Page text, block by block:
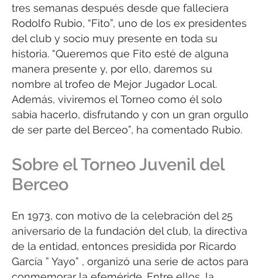
tres semanas después desde que falleciera
Rodolfo Rubio, “Fito”, uno de los ex presidentes
del club y socio muy presente en toda su
historia. “Queremos que Fito esté de alguna
manera presente y, por ello, daremos su
nombre al trofeo de Mejor Jugador Local.
Además, viviremos el Torneo como él solo
sabía hacerlo, disfrutando y con un gran orgullo
de ser parte del Berceo”, ha comentado Rubio.
Sobre el Torneo Juvenil del
Berceo
En 1973, con motivo de la celebración del 25
aniversario de la fundación del club, la directiva
de la entidad, entonces presidida por Ricardo
García ” Yayo” , organizó una serie de actos para